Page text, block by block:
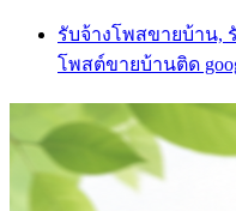
Skip
content
รับจ้างโพสขายบ้าน,
โพสต์ขายบ้านติด